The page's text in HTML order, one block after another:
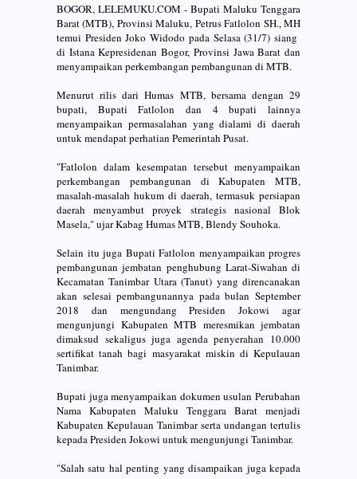
BOGOR, LELEMUKU.COM - Bupati Maluku Tenggara
Barat (MTB), Provinsi Maluku, Petrus Fatlolon SH., MH
temui Presiden Joko Widodo pada Selasa (31/7) siang
di Istana Kepresidenan Bogor, Provinsi Jawa Barat dan
menyampaikan perkembangan pembangunan di MTB.
Menurut rilis dari Humas MTB, bersama dengan 29
bupati, Bupati Fatlolon dan 4 bupati lainnya
menyampaikan permasalahan yang dialami di daerah
untuk mendapat perhatian Pemerintah Pusat.
"Fatlolon dalam kesempatan tersebut menyampaikan
perkembangan pembangunan di Kabupaten MTB,
masalah-masalah hukum di daerah, termasuk persiapan
daerah menyambut proyek strategis nasional Blok
Masela," ujar Kabag Humas MTB, Blendy Souhoka.
Selain itu juga Bupati Fatlolon menyampaikan progres
pembangunan jembatan penghubung Larat-Siwahan di
Kecamatan Tanimbar Utara (Tanut) yang direncanakan
akan selesai pembangunannya pada bulan September
2018 dan mengundang Presiden Jokowi agar
mengunjungi Kabupaten MTB meresmikan jembatan
dimaksud sekaligus juga agenda penyerahan 10.000
sertifikat tanah bagi masyarakat miskin di Kepulauan
Tanimbar.
Bupati juga menyampaikan dokumen usulan Perubahan
Nama Kabupaten Maluku Tenggara Barat menjadi
Kabupaten Kepulauan Tanimbar serta undangan tertulis
kepada Presiden Jokowi untuk mengunjungi Tanimbar.
"Salah satu hal penting yang disampaikan juga kepada